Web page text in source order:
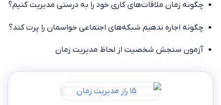
چگونه زمان ملاقات‌‏های کاری خود را به ‌‏درستی مدیریت کنیم؟
چگونه اجاره ندهیم شبکه‌‏های اجتماعی حواسمان را پرت کند؟
آزمون سنجش شخصیت از لحاظ مدیریت زمان